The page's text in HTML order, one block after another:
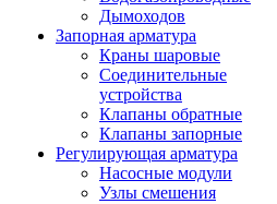
Дымоходов
Запорная арматура
Краны шаровые
Соединительные
устройства
Клапаны обратные
Клапаны запорные
Регулирующая арматура
Насосные модули
Узлы смешения